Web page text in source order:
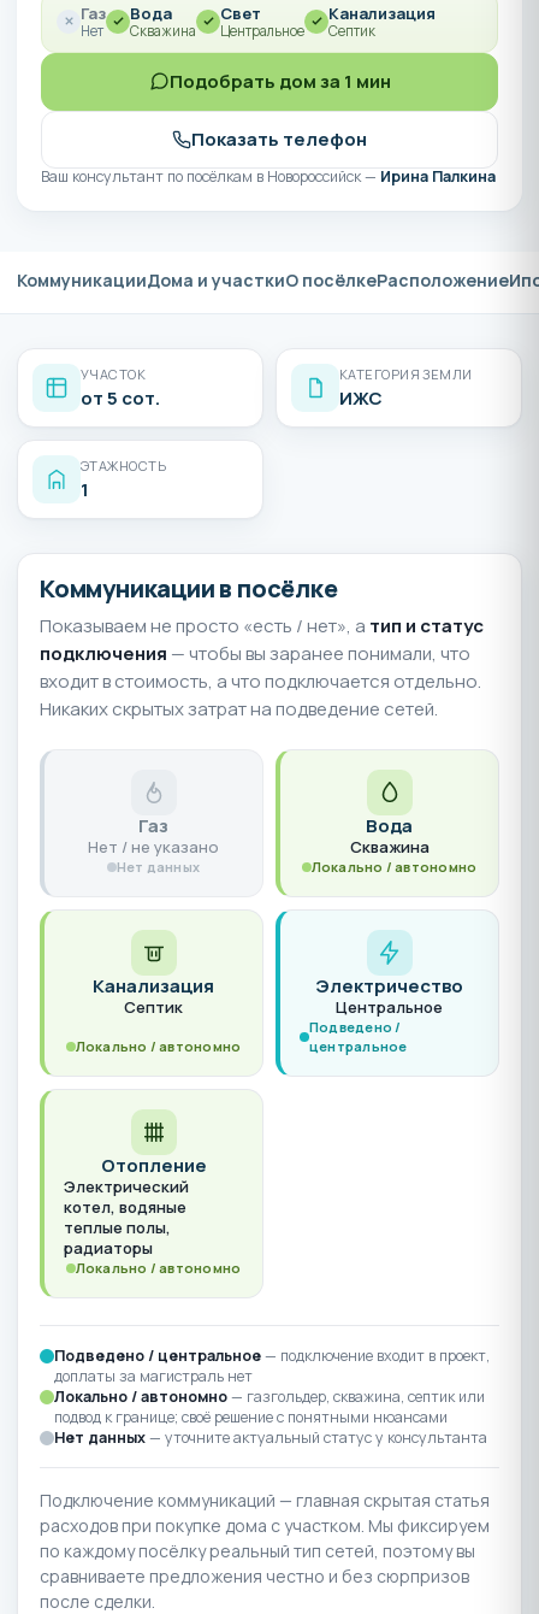
Газ
Нет
Вода
Скважина
Свет
Центральное
Канализация
Септик
Подобрать дом за 1 мин
Показать телефон
Ваш консультант по посёлкам в Новороссийск — Ирина Палкина
КоммуникацииДома и участкиО посёлкеРасположение
УЧАСТОК
от 5 сот.
КАТЕГОРИЯ ЗЕМЛИ
ИЖС
ЭТАЖНОСТЬ
1
Коммуникации в посёлке
Показываем не просто «есть / нет», а тип и статус
подключения — чтобы вы заранее понимали, что
входит в стоимость, а что подключается отдельно.
Никаких скрытых затрат на подведение сетей.
Газ
Нет / не указано
Нет данных
Вода
Скважина
Локально / автономно
Канализация
Септик
Локально / автономно
Электричество
Центральное
Подведено /
центральное
Отопление
Электрический
котел, водяные
теплые полы,
радиаторы
Локально / автономно
Подведено / центральное— подключение входит в проект,
доплаты за магистраль нет
Локально / автономно— газгольдер, скважина, септик или
подвод к границе; своё решение с понятными нюансами
Нет данных— уточните актуальный статус у консультанта
Подключение коммуникаций — главная скрытая статья
расходов при покупке дома с участком. Мы фиксируем
по каждому посёлку реальный тип сетей, поэтому вы
сравниваете предложения честно и без сюрпризов
после сделки.